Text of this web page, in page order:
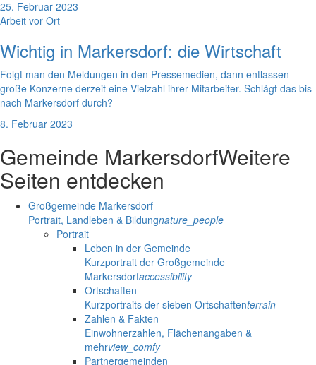
25. Februar 2023
Arbeit vor Ort
Wichtig in Markersdorf: die Wirtschaft
Folgt man den Meldungen in den Pressemedien, dann entlassen
große Konzerne derzeit eine Vielzahl ihrer Mitarbeiter. Schlägt das bis
nach Markersdorf durch?
8. Februar 2023
Gemeinde MarkersdorfWeitere
Seiten entdecken
Großgemeinde Markersdorf
Portrait, Landleben & Bildungnature_people
Portrait
Leben in der Gemeinde
Kurzportrait der Großgemeinde
Markersdorfaccessibility
Ortschaften
Kurzportraits der sieben Ortschaftenterrain
Zahlen & Fakten
Einwohnerzahlen, Flächenangaben &
mehrview_comfy
Partnergemeinden